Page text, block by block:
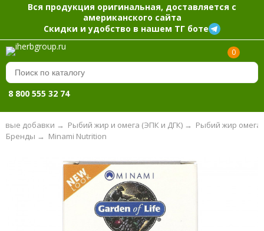
Вся продукция оригинальная, доставляется с
американского сайта
Скидки и удобство в нашем ТГ боте
0
8 800 555 32 74
добавки → Рыбий жир и омега (ЭПК и ДГК) → Рыбий жир
Minami Nutrition
Бренды →